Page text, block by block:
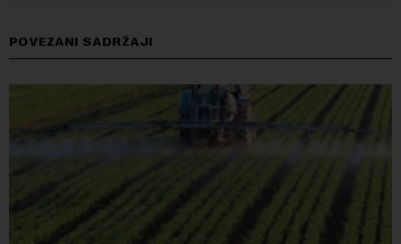
POVEZANI SADRŽAJI